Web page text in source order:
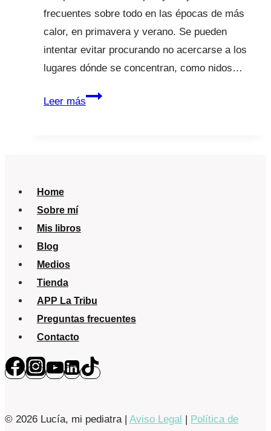
viene
la
enseñanza
frecuentes sobre todo en las épocas de más
calor, en primavera y verano. Se pueden
intentar evitar procurando no acercarse a los
lugares dónde se concentran, como nidos…
Leer másPicaduras
Home
Sobre mí
Mis libros
Blog
Medios
Tienda
APP La Tribu
Preguntas frecuentes
Contacto
© 2026 Lucía, mi pediatra | Aviso Legal
Política de